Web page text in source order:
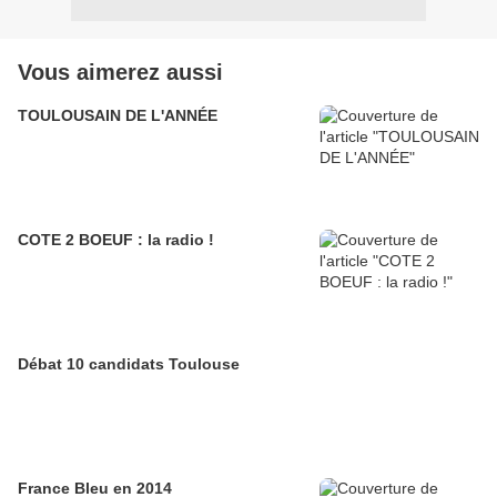
Vous aimerez aussi
TOULOUSAIN DE L'ANNÉE
COTE 2 BOEUF : la radio !
Débat 10 candidats Toulouse
France Bleu en 2014